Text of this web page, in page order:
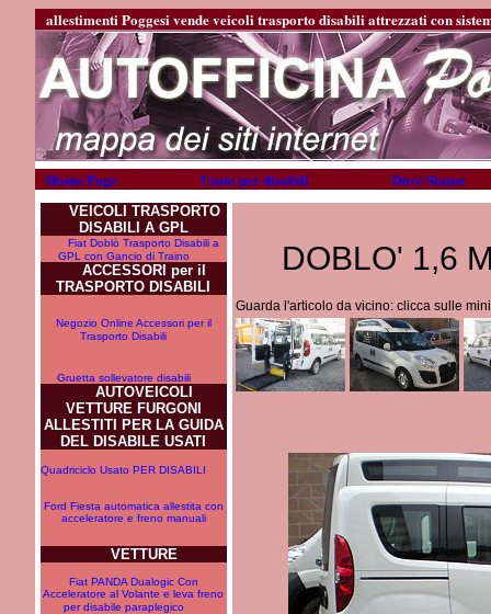
allestimenti Poggesi vende veicoli trasporto disabili attrezzati con
Home Page Usato per disabili Dove Siamo
VEICOLI TRASPORTO
DISABILI A GPL
Fiat Doblò Trasporto Disabili a
GPL con Gancio di Traino
ACCESSORI per il
TRASPORTO DISABILI
Negozio Online Accessori per il
Trasporto Disabili
Gruetta sollevatore disabili
AUTOVEICOLI
VETTURE FURGONI
ALLESTITI PER LA GUIDA
DEL DISABILE USATI
Quadriciclo Usato PER DISABILI
Ford Fiesta automatica allestita con
acceleratore e freno manuali
VETTURE
Fiat PANDA Dualogic Con
Acceleratore al Volante e leva freno
per disabile paraplegico
DOBLO' 1,6
Guarda l'articolo da vicino: clicca sulle